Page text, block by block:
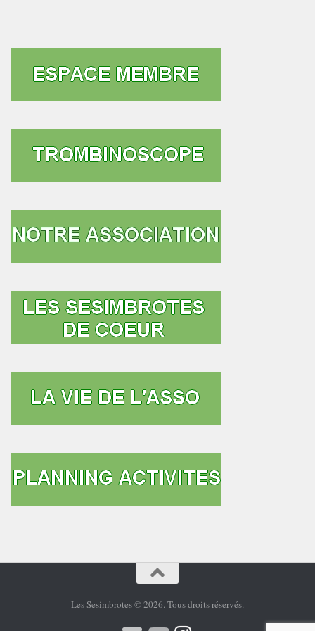
Les Sesimbrotes © 2026. Tous droits réservés.